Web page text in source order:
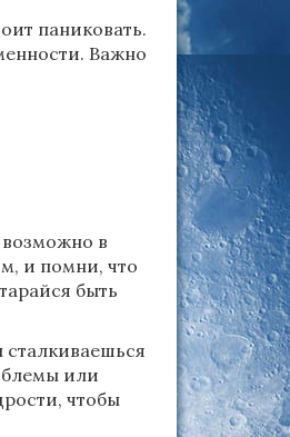
паниковать.
Важно
в
и помни, что
быть
или
чтобы